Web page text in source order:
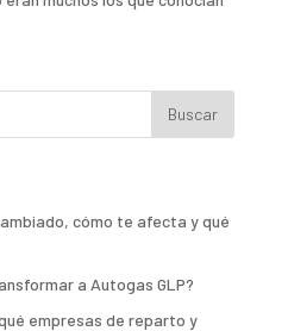
cómo te afecta y qué
a Autogas GLP?
empresas de reparto y